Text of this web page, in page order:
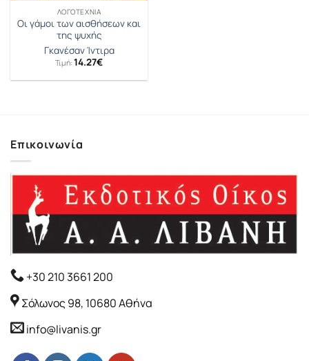
ΛΟΓΟΤΕΧΝΊΑ
Οι γάμοι των αισθήσεων και
της ψυχής
Γκανέσαν Ίντιρα
Τιμή: 14.27€
Επικοινωνία
+30 210 3661 200
Σόλωνος 98, 10680 Αθήνα
info@livanis.gr